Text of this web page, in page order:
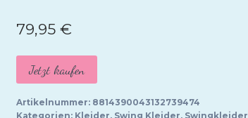
79,95 €
Jetzt kaufen
Artikelnummer: 8814390043132739474
Kategorien: Kleider, Swing Kleider, Swingkleider